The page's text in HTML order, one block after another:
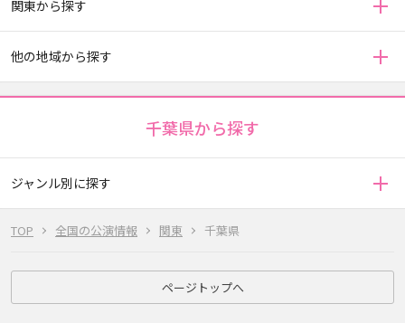
TOP 全国の公演情報 関東 千葉県
関東から探す
他の地域から探す
千葉県から探す
ジャンル別に探す
ページトップへ